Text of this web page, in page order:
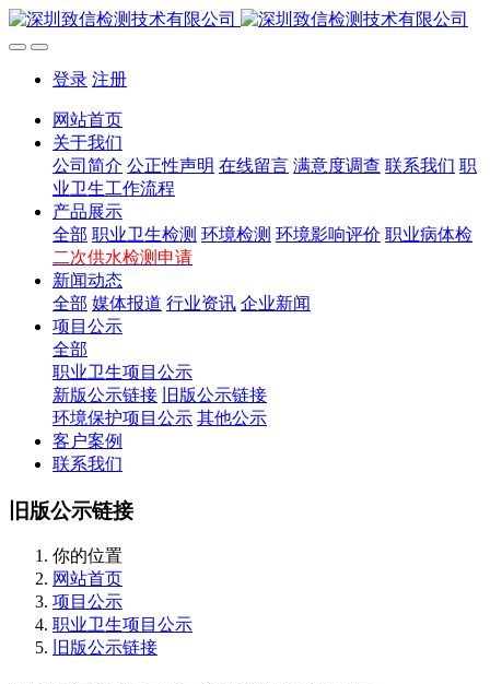
登录 注册
网站首页
关于我们
公司简介 公正性声明 在线留言 满意度调查 联系我们 职
业卫生工作流程
产品展示
全部 职业卫生检测 环境检测 环境影响评价 职业病体检
二次供水检测申请
新闻动态
全部 媒体报道 行业资讯 企业新闻
项目公示
全部
职业卫生项目公示
新版公示链接
旧版公示链接
环境保护项目公示 其他公示
客户案例
联系我们
旧版公示链接
你的位置
网站首页
项目公示
职业卫生项目公示
旧版公示链接